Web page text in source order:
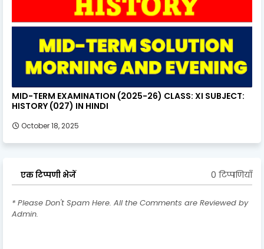
MID-TERM EXAMINATION (2025-26) CLASS: XI SUBJECT:
HISTORY (027) IN HINDI
October 18, 2025
एक टिप्पणी भेजें 0 टिप्पणियाँ
* Please Don't Spam Here. All the Comments are Reviewed by
Admin.